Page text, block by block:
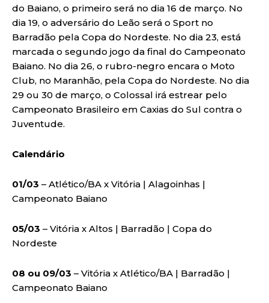
do Baiano, o primeiro será no dia 16 de março. No
dia 19, o adversário do Leão será o Sport no
Barradão pela Copa do Nordeste. No dia 23, está
marcada o segundo jogo da final do Campeonato
Baiano. No dia 26, o rubro-negro encara o Moto
Club, no Maranhão, pela Copa do Nordeste. No dia
29 ou 30 de março, o Colossal irá estrear pelo
Campeonato Brasileiro em Caxias do Sul contra o
Juventude.
Calendário
01/03 – Atlético/BA x Vitória | Alagoinhas |
Campeonato Baiano
05/03 – Vitória x Altos | Barradão | Copa do
Nordeste
08 ou 09/03 – Vitória x Atlético/BA | Barradão |
Campeonato Baiano